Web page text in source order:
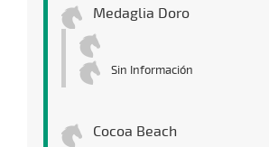
Medaglia Doro
Sin Información
Cocoa Beach